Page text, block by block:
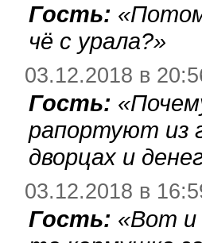
Гость: «
чё с урала?»
03.12.2018 в
Гость: «
рапортуют из
дворцах и
03.12.2018 в
Гость: «Вот и